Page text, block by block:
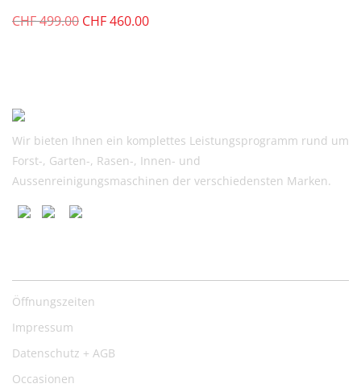
CHF499.00 Ursprünglicher
CHF460.00Aktueller
Wir bieten Ihnen ein komplettes Leistungsprogramm rund um
Forst-, Garten-, Rasen-, Innen- und
Aussenreinigungsmaschinen der verschiedensten Marken.
Öffnungszeiten
Impressum
Datenschutz + AGB
Occasionen